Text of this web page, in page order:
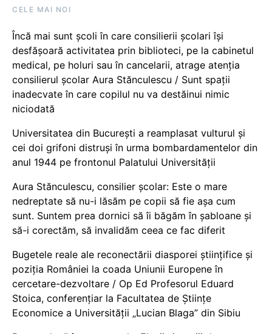
CELE MAI NOI
Încă mai sunt școli în care consilierii școlari își
desfășoară activitatea prin biblioteci, pe la cabinetul
medical, pe holuri sau în cancelarii, atrage atenția
consilierul școlar Aura Stănculescu / Sunt spații
inadecvate în care copilul nu va destăinui nimic
niciodată
Universitatea din București a reamplasat vulturul și
cei doi grifoni distruși în urma bombardamentelor din
anul 1944 pe frontonul Palatului Universității
Aura Stănculescu, consilier școlar: Este o mare
nedreptate să nu-i lăsăm pe copii să fie așa cum
sunt. Suntem prea dornici să îi băgăm în șabloane și
să-i corectăm, să invalidăm ceea ce fac diferit
Bugetele reale ale reconectării diasporei științifice și
poziția României la coada Uniunii Europene în
cercetare-dezvoltare / Op Ed Profesorul Eduard
Stoica, conferențiar la Facultatea de Științe
Economice a Universității „Lucian Blaga” din Sibiu